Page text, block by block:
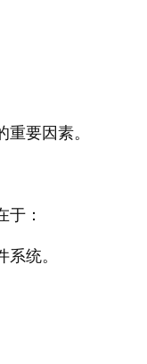
要因素。
于：
统。